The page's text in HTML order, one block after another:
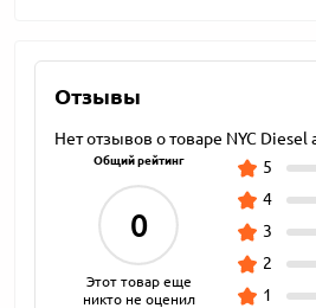
Отзывы
Нет отзывов о товаре NYC
Общий рейтинг
0
Этот товар еще
никто не оценил
5
4
3
2
1